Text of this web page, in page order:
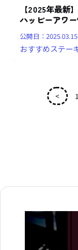
【2025年最新
ハッピーアワ
公開日：2025.03.15
おすすめステー
< 1
広告